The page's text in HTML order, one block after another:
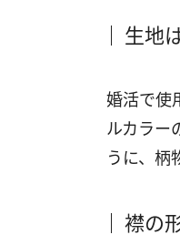
生地
婚活で使
ルカラー
うに、柄
襟の